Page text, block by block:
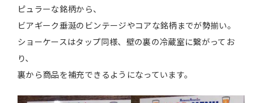
ピュラーな銘柄から、
ビアギーク垂涎のビンテージやコアな銘柄までが勢揃い。
ショーケースはタップ同様、壁の裏の冷蔵室に繋がってお
り、
裏から商品を補充できるようになっています。